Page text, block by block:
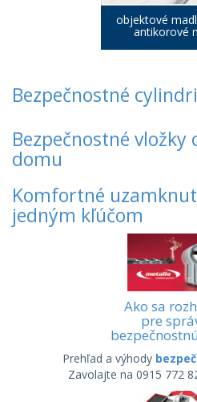
objektové
antikorové
Bezpečnostné
Bezpečnostné
domu
Komfortné
jedným kľúčom
Ako sa
pre
Prehľad a výhody
Zavolajte na 0915 772